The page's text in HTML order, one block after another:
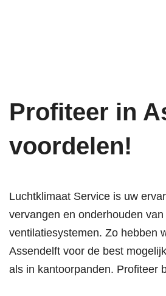
Profiteer in
voordelen!
Luchtklimaat Service is uw
vervangen en onderhouden
ventilatiesystemen. Zo hebben
Assendelft voor de best
als in kantoorpanden. Profiteer